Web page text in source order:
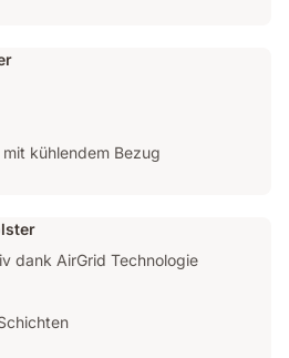
kühlendem Bezug
dank AirGrid Technologie